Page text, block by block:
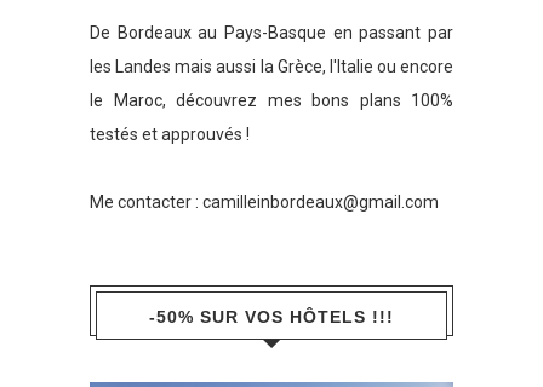
De Bordeaux au Pays-Basque en passant par
les Landes mais aussi la Grèce, l'Italie ou encore
le Maroc, découvrez mes bons plans 100%
testés et approuvés !
Me contacter : camilleinbordeaux@gmail.com
-50% SUR VOS HÔTELS !!!